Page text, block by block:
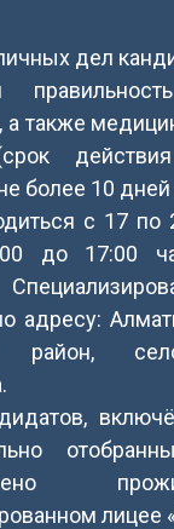
дел
а также
более 10
с 17 по
до 17:00
адресу:
район,
лицее